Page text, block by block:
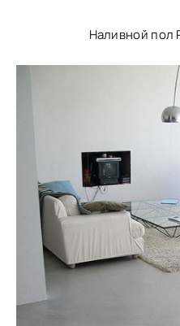
Наливной пол